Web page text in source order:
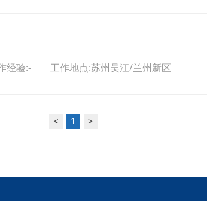
验:- 工作地点:苏州吴江/兰州新区
< 1 >